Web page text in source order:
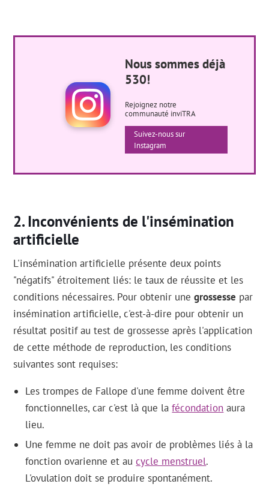
Nous sommes déjà
530!
Rejoignez notre
communauté inviTRA
Suivez-nous sur
Instagram
Inconvénients de l'insémination
artificielle
L'insémination artificielle présente deux points
"négatifs" étroitement liés: le taux de réussite et les
conditions nécessaires. Pour obtenir unegrossesse par
insémination artificielle, c'est-à-dire pour obtenir un
résultat positif au test de grossesse après l'application
de cette méthode de reproduction, les conditions
suivantes sont requises:
Les trompes de Fallope d'une femme doivent être
fonctionnelles, car c'est là que lafécondation aura
lieu.
Une femme ne doit pas avoir de problèmes liés à la
fonction ovarienne et aucycle menstruel.
L'ovulation doit se produire spontanément.